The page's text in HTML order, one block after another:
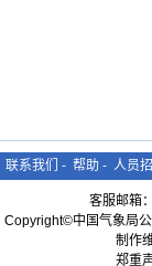
联系我们 - 帮助 - 人员
客服邮箱：
Copyright©中国气象局
制作
郑重